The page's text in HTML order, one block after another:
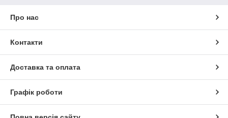
Про нас
Контакти
Доставка та оплата
Графік роботи